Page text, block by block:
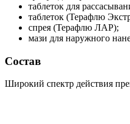
таблеток для
таблеток (Терафлю
спрея (Терафлю ЛАР);
мази для наружного
Состав
Широкий спектр действия